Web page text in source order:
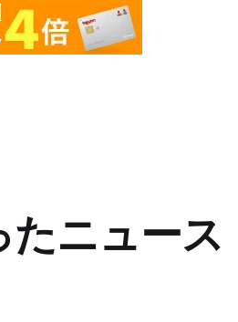
たニュース